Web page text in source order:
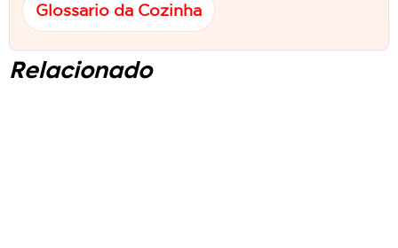
Glossario da Cozinha
Relacionado